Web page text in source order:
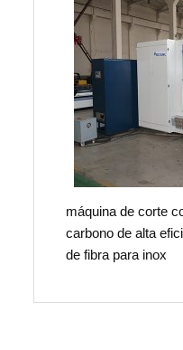
máquina de corte
carbono de alta
de fibra para inox